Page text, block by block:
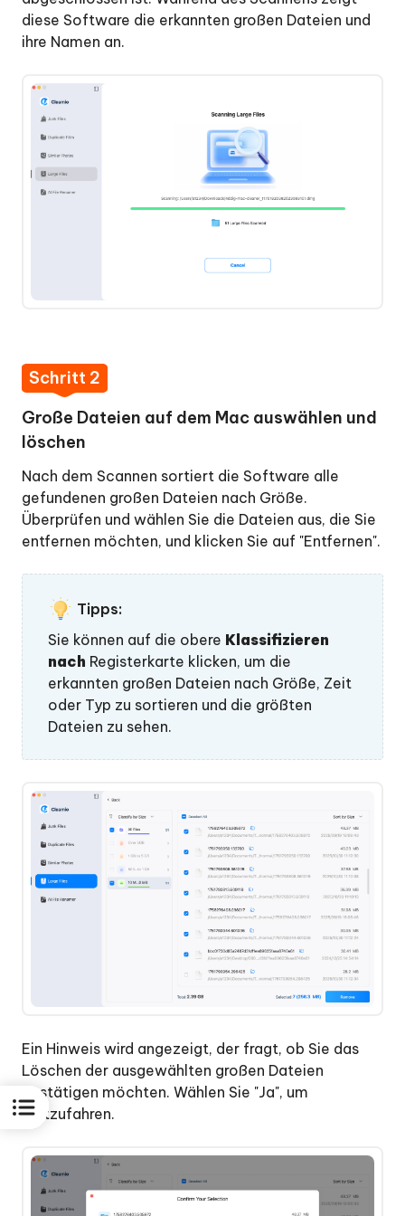
1:
Große
Dateien
dem
Mac
scannen
Schritt
2:
Wie
man
Dateien
mit
KI
auf
dem
stapelweise
umbenennt
Wie
man
die
Mac-
Leistung
mit
Mac
Status
Center
überprüft
diese Software die erkannten großen Dateien und
ihre Namen an.
Schritt 2
Große Dateien auf dem Mac auswählen und
löschen
Nach dem Scannen sortiert die Software alle
gefundenen großen Dateien nach Größe.
Überprüfen und wählen Sie die Dateien aus, die Sie
entfernen möchten, und klicken Sie auf "Entfernen".
Tipps:
Sie können auf die obere Klassifizieren
nach Registerkarte klicken, um die
erkannten großen Dateien nach Größe, Zeit
oder Typ zu sortieren und die größten
Dateien zu sehen.
Ein Hinweis wird angezeigt, der fragt, ob Sie das
Löschen der ausgewählten großen Dateien
bestätigen möchten. Wählen Sie "Ja", um
fortzufahren.